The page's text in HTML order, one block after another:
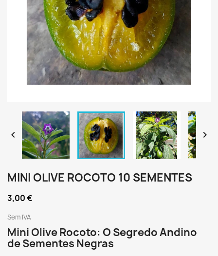
 
MINI OLIVE ROCOTO 10 SEMENTES
3,00 €
Sem IVA
Mini Olive Rocoto: O Segredo Andino
de Sementes Negras